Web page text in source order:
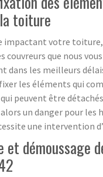
toiture
impactant votre
couvreurs que nous
dans les meilleurs
les éléments qui
peuvent être
un danger pour les
une intervention
et démoussage